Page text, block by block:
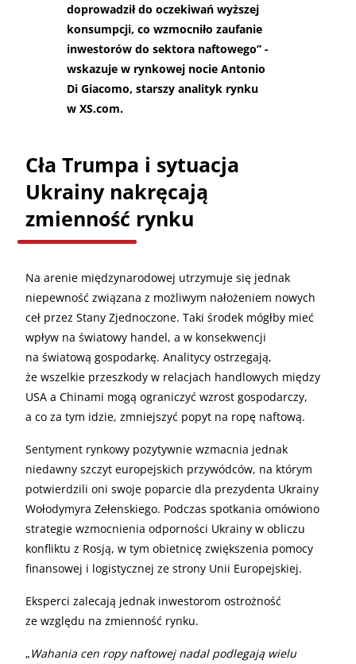
doprowadził do oczekiwań wyższej
konsumpcji, co wzmocniło zaufanie
inwestorów do sektora naftowego” -
wskazuje w rynkowej nocie Antonio
Di Giacomo, starszy analityk rynku
w XS.com.
Cła Trumpa i sytuacja
Ukrainy nakręcają
zmienność rynku
Na arenie międzynarodowej utrzymuje się jednak
niepewność związana z możliwym nałożeniem nowych
ceł przez Stany Zjednoczone. Taki środek mógłby mieć
wpływ na światowy handel, a w konsekwencji
na światową gospodarkę. Analitycy ostrzegają,
że wszelkie przeszkody w relacjach handlowych między
USA a Chinami mogą ograniczyć wzrost gospodarczy,
a co za tym idzie, zmniejszyć popyt na ropę naftową.
Sentyment rynkowy pozytywnie wzmacnia jednak
niedawny szczyt europejskich przywódców, na którym
potwierdzili oni swoje poparcie dla prezydenta Ukrainy
Wołodymyra Zełenskiego. Podczas spotkania omówiono
strategie wzmocnienia odporności Ukrainy w obliczu
konfliktu z Rosją, w tym obietnicę zwiększenia pomocy
finansowej i logistycznej ze strony Unii Europejskiej.
Eksperci zalecają jednak inwestorom ostrożność
ze względu na zmienność rynku.
„Wahania cen ropy naftowej nadal podlegają wielu